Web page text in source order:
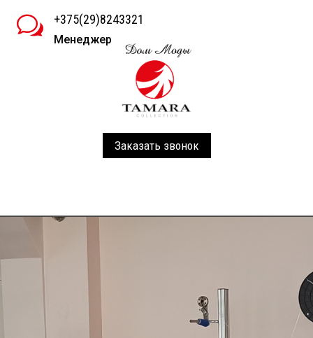
w +375(29)8243321
Менеджер
Заказать звонок